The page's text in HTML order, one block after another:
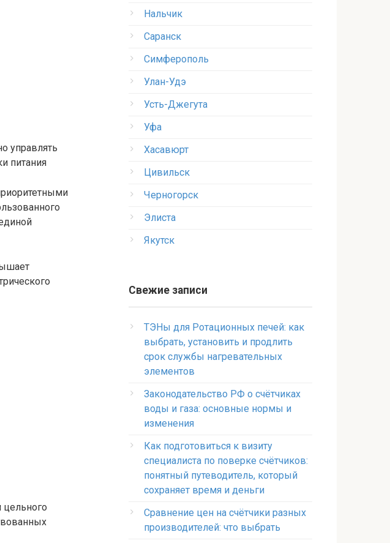
управлять
питания
Нальчик
Саранск
Симферополь
Улан-Удэ
Усть-Джегута
Уфа
Хасавюрт
Цивильск
Черногорск
Элиста
Якутск
Свежие записи
ТЭНы для Ротационных печей: как
выбрать, установить и продлить
срок службы нагревательных
элементов
Законодательство РФ о счётчиках
воды и газа: основные нормы и
изменения
Как подготовиться к визиту
специалиста по поверке счётчиков:
понятный путеводитель, который
сохраняет время и деньги
Сравнение цен на счётчики разных
производителей: что выбрать